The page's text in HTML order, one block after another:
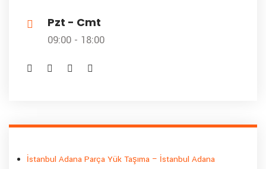
Pzt - Cmt
09:00 - 18:00
İstanbul Adana Parça Yük Taşıma – İstanbul Adana